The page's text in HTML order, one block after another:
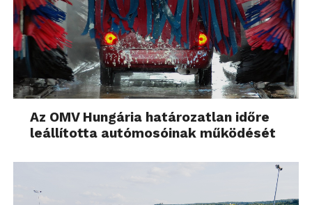
Az OMV Hungária határozatlan időre
leállította autómosóinak működését